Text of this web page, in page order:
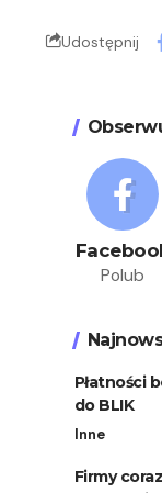
Udostępnij
Polub
Płatności
do BLIK
Inne
Firmy